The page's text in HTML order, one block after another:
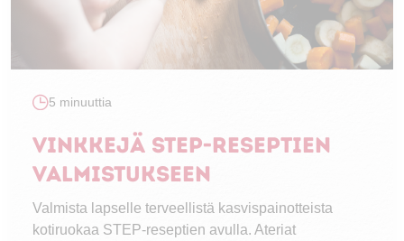
5 minuuttia
Vinkkejä STEP-reseptien
valmistukseen
Valmista lapselle terveellistä kasvispainotteista
kotiruokaa STEP-reseptien avulla. Ateriat